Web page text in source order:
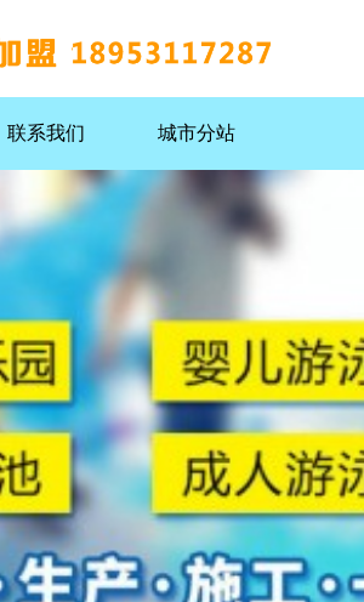
联系我们 城市分站